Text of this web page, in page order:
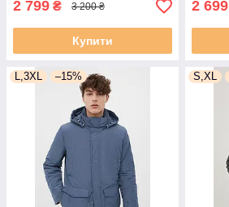
2 799 ₴ 3 200 ₴
Купити
2 699
L,3XL –15% S,XL